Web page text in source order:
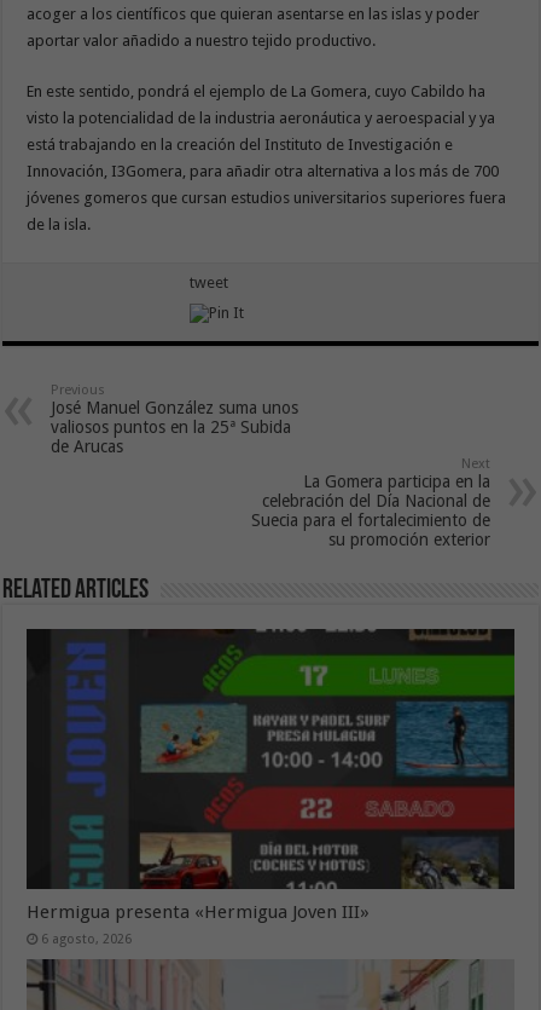
acoger a los científicos que quieran asentarse en las islas y poder
aportar valor añadido a nuestro tejido productivo.
En este sentido, pondrá el ejemplo de La Gomera, cuyo Cabildo ha
visto la potencialidad de la industria aeronáutica y aeroespacial y ya
está trabajando en la creación del Instituto de Investigación e
Innovación, I3Gomera, para añadir otra alternativa a los más de 700
jóvenes gomeros que cursan estudios universitarios superiores fuera
de la isla.
tweet
Previous
José Manuel González suma unos
valiosos puntos en la 25ª Subida
de Arucas
Next
La Gomera participa en la
celebración del Día Nacional de
Suecia para el fortalecimiento de
su promoción exterior
Related Articles
Hermigua presenta «Hermigua Joven III»
6 agosto, 2026